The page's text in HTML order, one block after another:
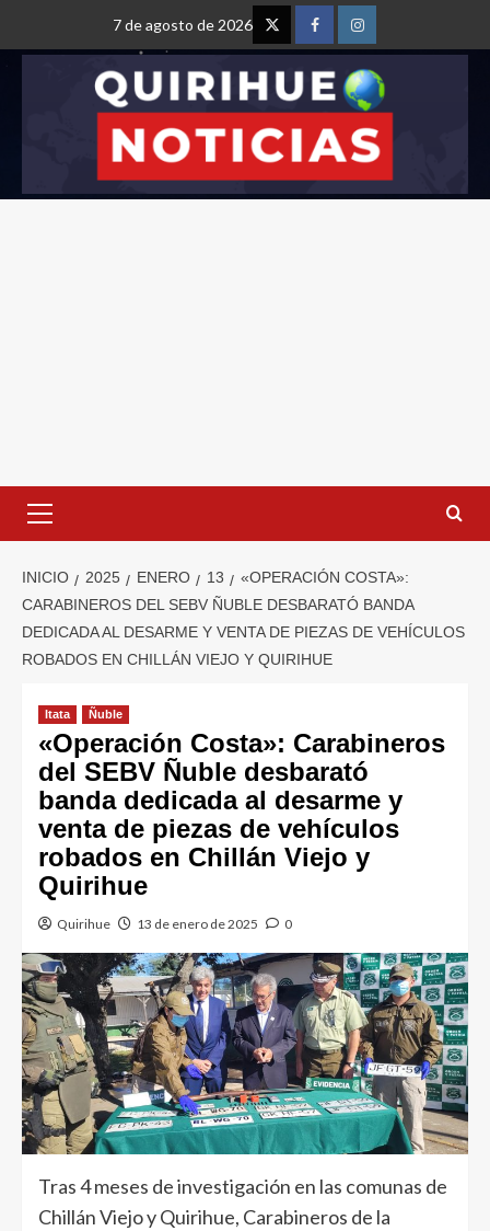
7 de agosto de 2026
INICIO 2025 ENERO 13
«OPERACIÓN COSTA»:
CARABINEROS DEL SEBV ÑUBLE DESBARATÓ BANDA
DEDICADA AL DESARME Y VENTA DE PIEZAS DE VEHÍCULOS
ROBADOS EN CHILLÁN VIEJO Y QUIRIHUE
Itata Ñuble
«Operación Costa»: Carabineros
del SEBV Ñuble desbarató
banda dedicada al desarme y
venta de piezas de vehículos
robados en Chillán Viejo y
Quirihue
Quirihue 13 de enero de 2025 0
Tras 4 meses de investigación en las comunas de
Chillán Viejo y Quirihue, Carabineros de la